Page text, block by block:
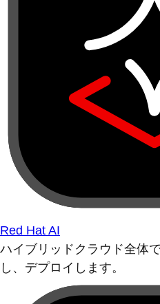
Red Hat AI
ハイブリッドクラウド全体
し、デプロイします。